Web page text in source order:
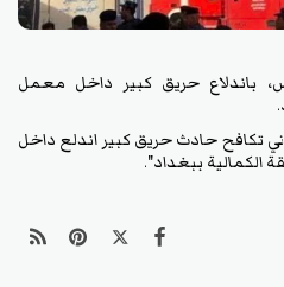
باندلاع حريق كبير داخل معمل
تكافح حادث حريق كبير اندلع داخل
ببغداد".